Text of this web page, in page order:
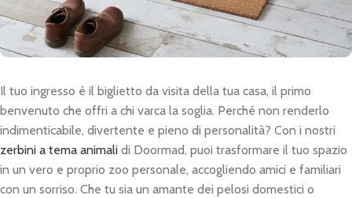
Il tuo ingresso è il biglietto da visita della tua casa, il primo
benvenuto che offri a chi varca la soglia. Perché non renderlo
indimenticabile, divertente e pieno di personalità? Con i nostri
zerbini a tema animali di Doormad, puoi trasformare il tuo spazio
in un vero e proprio zoo personale, accogliendo amici e familiari
con un sorriso. Che tu sia un amante dei pelosi domestici o